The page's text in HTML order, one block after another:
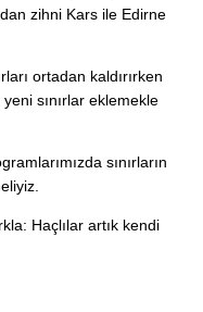
zihni Kars ile Edirne
ortadan kaldırırken
sınırlar eklemekle
sınırların
Haçlılar artık kendi